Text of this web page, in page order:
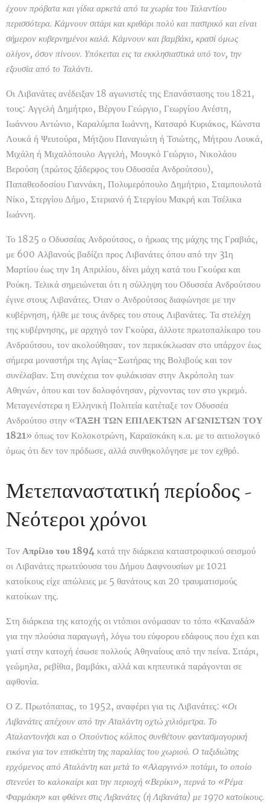
έχουν πρόβατα και γίδια αρκετά από τα χωρία του Ταλαντίου
περισσότερα. Κάμνουν σιτάρι και κριθάρι πολύ και παστρικό και είναι
σήμερον κυβερνημένοι καλά. Κάμνουν και βαμβάκι, κρασί όμως
ολίγον, όσον πίνουν. Υπόκειται εις τα εκκλησιαστικά υπό τον, την
εξουσία από το Ταλάντι.
Οι Λιβανάτες ανέδειξαν 18 αγωνιστές της Επανάστασης του 1821,
τους: Αγγελή Δημήτριο, Βέργου Γεώργιο, Γεωργίου Ανέστη,
Ιωάννου Αντώνιο, Καραλύμπα Ιωάννη, Κατσαρό Κυριάκος, Κώνστα
Λουκά ή Ψευτούρα, Μήτζιου Παναγιώτη ή Τσιώτης, Μήτρου Λουκά,
Μιχάλη ή Μιχαλόπουλο Αγγελή, Μουγκό Γεώργιο, Νικολάου
Βερούση (πρώτος ξάδερφος του Οδυσσέα Ανδρούτσου),
Παπαθεοδοσίου Γιαννάκη, Πολυμερόπουλο Δημήτριο, Σταμπουλοτά
Νίκο, Στεργίου Δήμο, Στεριανό ή Στεργίου Μακρή και Τσέλικα
Ιωάννη.
Το 1825 ο Οδυσσέας Ανδρούτσος, ο ήρωας της μάχης της Γραβιάς,
με 600 Αλβανούς βαδίζει προς Λιβανάτες όπου από την 31η
Μαρτίου έως την 1η Απριλίου, δίνει μάχη κατά του Γκούρα και
Ρούκη. Τελικά σημειώνεται ότι η σύλληψη του Οδυσσέα Ανδρούτσου
έγινε στους Λιβανάτες. Όταν ο Ανδρούτσος διαφώνησε με την
κυβέρνηση, ήλθε με τους άνδρες του στους Λιβανάτες. Τα στελέχη
της κυβέρνησης, με αρχηγό τον Γκούρα, άλλοτε πρωτοπαλίκαρο του
Ανδρούτσου, τον ακολούθησαν, τον περικύκλωσαν στο υπάρχον έως
σήμερα μοναστήρι της Αγίας-Σωτήρας της Βολιβούς και τον
συνέλαβαν. Στη συνέχεια τον φυλάκισαν στην Ακρόπολη των
Αθηνών, όπου και τον δολοφόνησαν, ρίχνοντας τον στο γκρεμό.
Μεταγενέστερα η Ελληνική Πολιτεία κατέταξε τον Οδυσσέα
Ανδρούτσο στην «ΤΑΞΗ ΤΩΝ ΕΠΙΛΕΚΤΩΝ ΑΓΩΝΙΣΤΩΝ ΤΟΥ
1821» όπως τον Κολοκοτρώνη, Καραϊσκάκη κ.α. με το αιτιολογικό
όμως ότι δεν τον πρόδωσε, αλλά συνθηκολόγησε με τον εχθρό.
Μετεπαναστατική περίοδος -
Νεότεροι χρόνοι
Τον Απρίλιο του 1894 κατά την διάρκεια καταστροφικού σεισμού
οι Λιβανάτες πρωτεύουσα του Δήμου Δαφνουσίων με 1021
κατοίκους είχε απώλειες με 5 θανάτους και 20 τραυματισμούς
κατοίκων της.
Στη διάρκεια της κατοχής οι ντόπιοι ονόμασαν το τόπο «Καναδά»
για την πλούσια παραγωγή, λόγω του εύφορου εδάφους που έχει και
γιατί στην κατοχή έσωσε πολλούς Αθηναίους από την πείνα. Σιτάρι,
γεώμηλα, ρεβίθια, βαμβάκι, αλλά και κηπευτικά παράγονται σε
αφθονία.
Ο Ζ. Πρωτόπαπας, το 1952, αναφέρει για τις Λιβανάτες: «Οι
Λιβανάτες απέχουν από την Αταλάντη οχτώ χιλιόμετρα. Το
Αταλαντονήσι και ο Οπούντιος κόλπος συνθέτουν φαντασμαγορική
εικόνα για τον επισκέπτη της παραλίας του χωριού. Ο ταξιδιώτης
ερχόμενος από Αταλάντη και μετά το «Αλαργινό» ποτάμι, το οποίο
στενεύει το καλοκαίρι και την περιοχή «Βερίκι», περνά το «Ρέμα
Φαρμάκη» και φθάνει στις Λιβανάτες (ή Λιβανάτα) με 1970 κατοίκους.